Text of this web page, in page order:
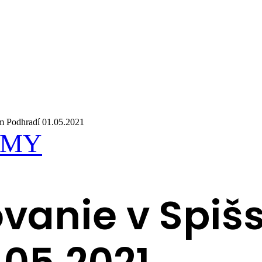
Podhradí 01.05.2021
v